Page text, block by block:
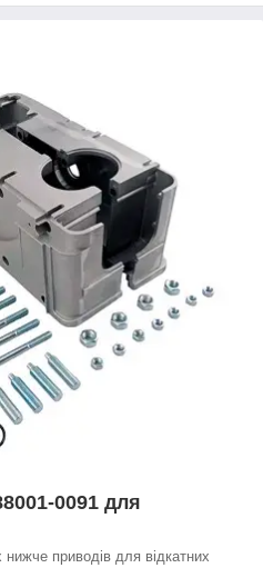
0091 для
приводів для відкатних